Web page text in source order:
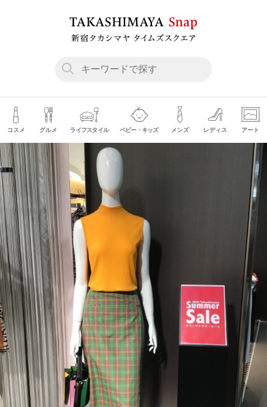
コスメ グルメ ライフスタイル ベビー・キッズ メンズ レディス アート